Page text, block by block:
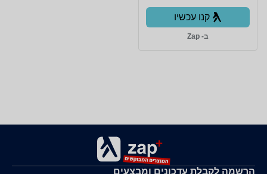
קנו עכשיו
ב- Zap
הרשמה לקבלת עדכונים ומבצעים